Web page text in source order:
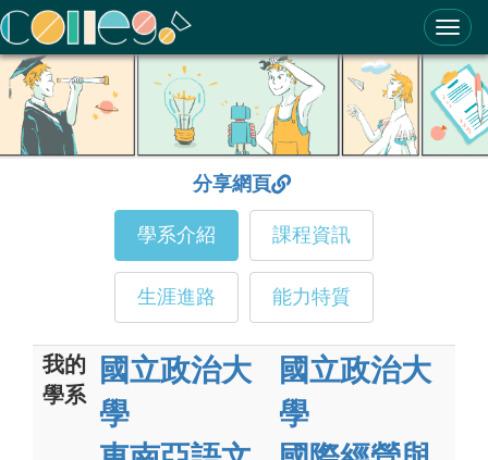
ColleGo! 大學選才與高中育才輔助系統
分享網頁
學系介紹 課程資訊
生涯進路 能力特質
我的
學系
國立政治大
學
國立政治大
學